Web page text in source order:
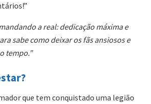
a real: dedicação máxima e
sabe como deixar os fãs ansiosos e
tempo.”
que tem conquistado uma legião